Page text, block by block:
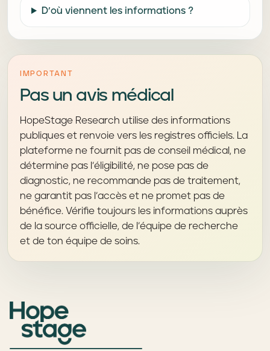
D’où viennent les informations ?
IMPORTANT
Pas un avis médical
HopeStage Research utilise des informations
publiques et renvoie vers les registres officiels. La
plateforme ne fournit pas de conseil médical, ne
détermine pas l’éligibilité, ne pose pas de
diagnostic, ne recommande pas de traitement,
ne garantit pas l’accès et ne promet pas de
bénéfice. Vérifie toujours les informations auprès
de la source officielle, de l’équipe de recherche
et de ton équipe de soins.